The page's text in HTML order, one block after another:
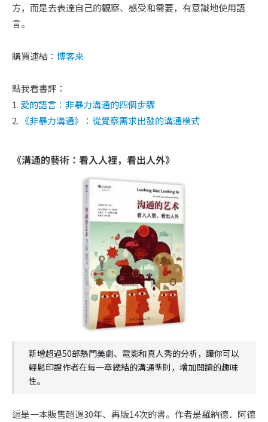
方，而是去表達自己的觀察、感受和需要，有意識地使用語
言。
購買連結： 博客來
點我看書評：
1. 愛的語言：非暴力溝通的四個步驟
2. 《非暴力溝通》：從覺察需求出發的溝通模式
《溝通的藝術：看入人裡，看出人外》
新增超過50部熱門美劇、電影和真人秀的分析，讓你可以
輕鬆印證作者在每一章總結的溝通準則，增加閱讀的趣味
性。
這是一本販售超過30年、再版14次的書。作者是羅納德．阿德